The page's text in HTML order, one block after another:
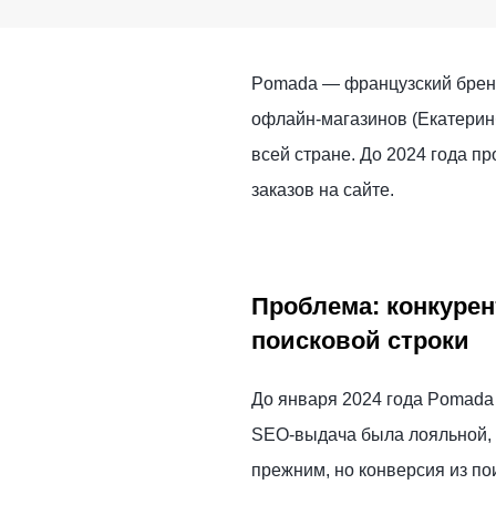
Pomada — французский
офлайн-магазинов
всей стране. До 2024 года
заказов на сайте.
Проблема:
поисковой строки
До января 2024 года
SEO-выдача была лояльной,
прежним, но конверсия из